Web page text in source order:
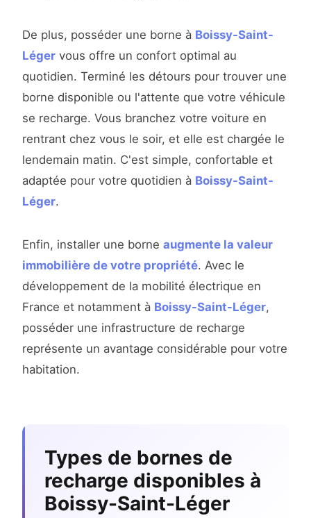
De plus, posséder une borne à Boissy-Saint-
Léger vous offre un confort optimal au
quotidien. Terminé les détours pour trouver une
borne disponible ou l'attente que votre véhicule
se recharge. Vous branchez votre voiture en
rentrant chez vous le soir, et elle est chargée le
lendemain matin. C'est simple, confortable et
adaptée pour votre quotidien à Boissy-Saint-
Léger.
Enfin, installer une borne augmente la valeur
immobilière de votre propriété. Avec le
développement de la mobilité électrique en
France et notamment à Boissy-Saint-Léger,
posséder une infrastructure de recharge
représente un avantage considérable pour votre
habitation.
Types de bornes de
recharge disponibles à
Boissy-Saint-Léger